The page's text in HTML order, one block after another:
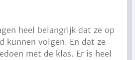
heel belangrijk dat ze op
kunnen volgen. En dat ze
met de klas. Er is heel